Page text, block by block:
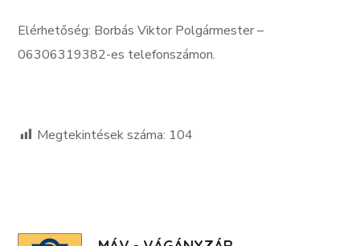
Elérhetőség: Borbás Viktor Polgármester –
06306319382-es telefonszámon.
Megtekintések száma: 104